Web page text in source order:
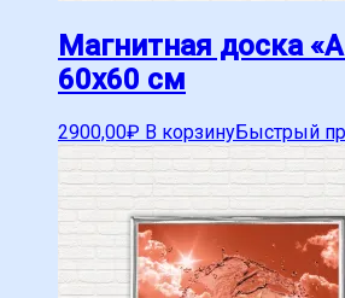
Магнитная доска
60х60 см
2900,00₽ В корзинуБыстрый